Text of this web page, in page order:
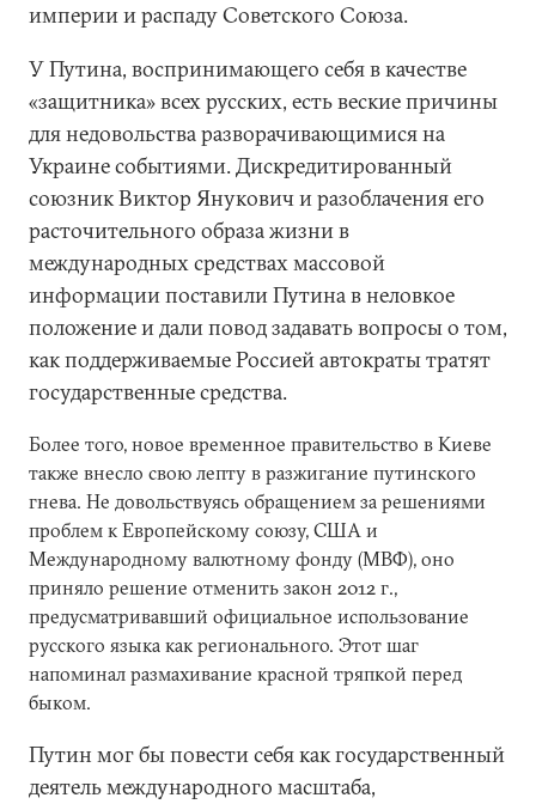
империи и распаду Советского Союза.
У Путина, воспринимающего себя в качестве
«защитника» всех русских, есть веские причины
для недовольства разворачивающимися на
Украине событиями. Дискредитированный
союзник Виктор Янукович и разоблачения его
расточительного образа жизни в
международных средствах массовой
информации поставили Путина в неловкое
положение и дали повод задавать вопросы о том,
как поддерживаемые Россией автократы тратят
государственные средства.
Более того, новое временное правительство в Киеве
также внесло свою лепту в разжигание путинского
гнева. Не довольствуясь обращением за решениями
проблем к Европейскому союзу, США и
Международному валютному фонду (МВФ), оно
приняло решение отменить закон 2012 г.,
предусматривавший официальное использование
русского языка как регионального. Этот шаг
напоминал размахивание красной тряпкой перед
быком.
Путин мог бы повести себя как государственный
деятель международного масштаба,